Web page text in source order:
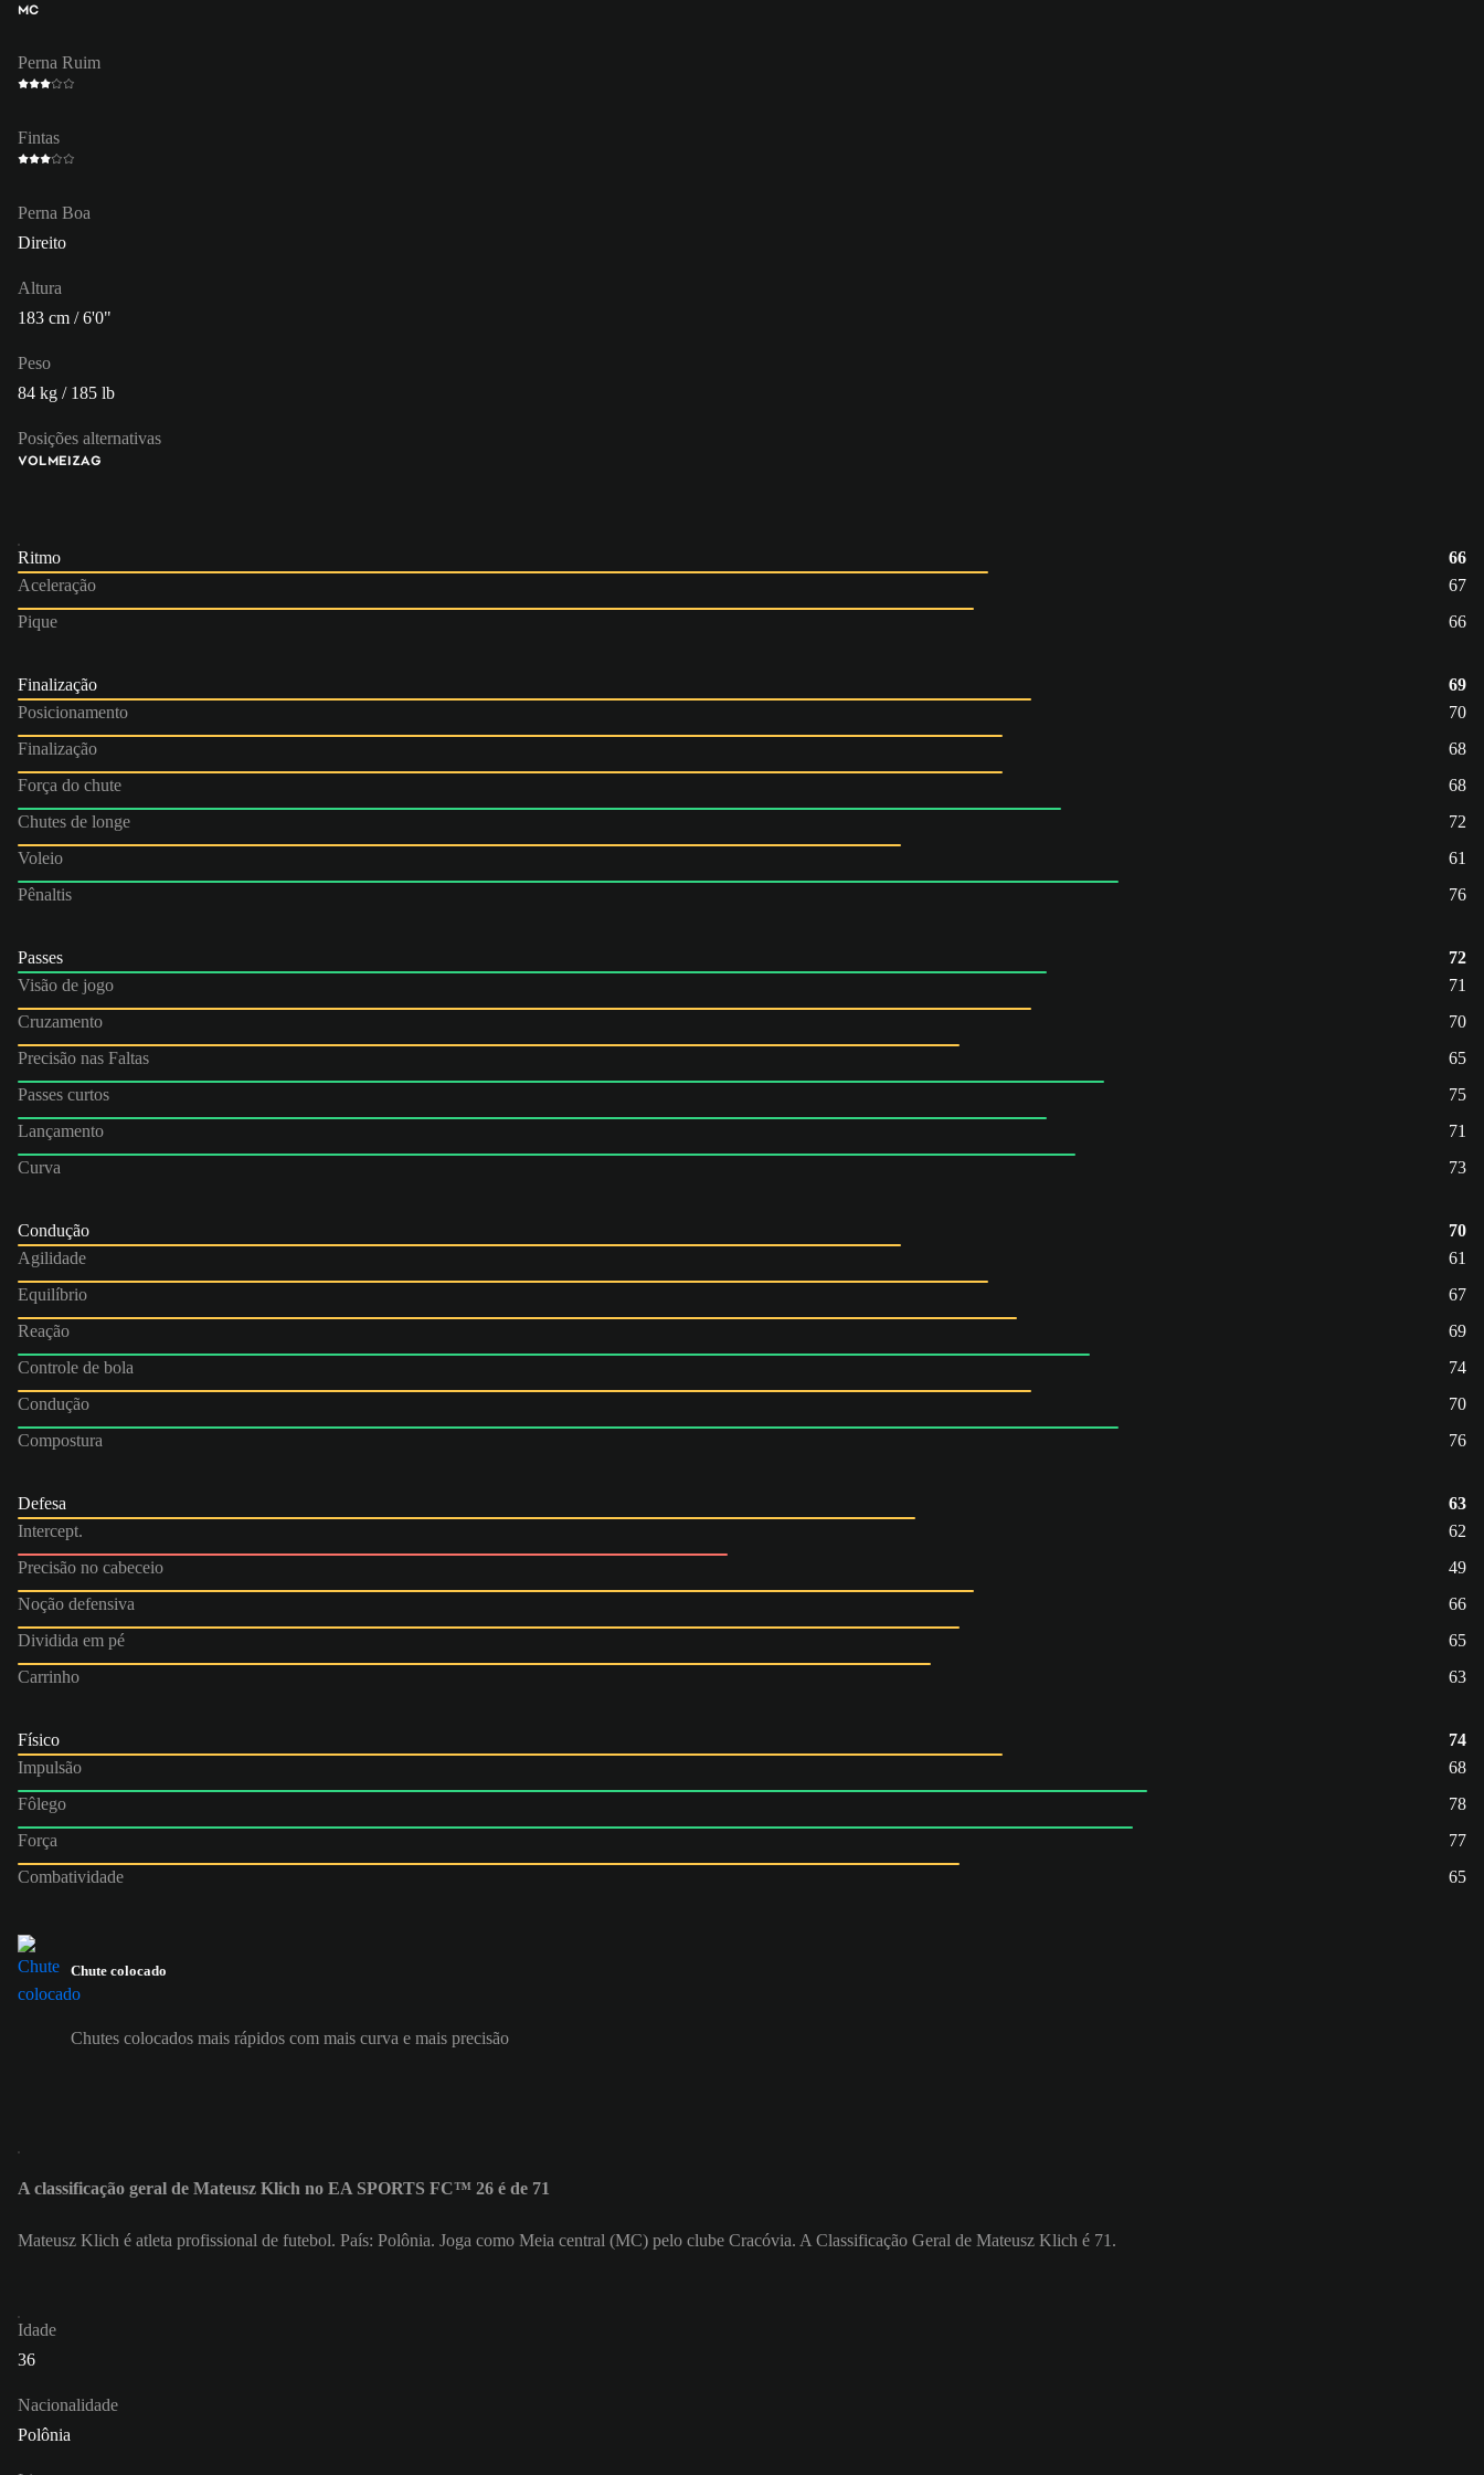
MC
Perna Ruim
Fintas
Perna Boa
Direito
Altura
183 cm / 6'0"
Peso
84 kg / 185 lb
Posições alternativas
VOLMEIZAG
Ritmo
66
Aceleração
67
Pique
66
Finalização
69
Posicionamento
70
Finalização
68
Força do chute
68
Chutes de longe
72
Voleio
61
Pênaltis
76
Passes
72
Visão de jogo
71
Cruzamento
70
Precisão nas Faltas
65
Passes curtos
75
Lançamento
71
Curva
73
Condução
70
Agilidade
61
Equilíbrio
67
Reação
69
Controle de bola
74
Condução
70
Compostura
76
Defesa
63
Intercept.
62
Precisão no cabeceio
49
Noção defensiva
66
Dividida em pé
65
Carrinho
63
Físico
74
Impulsão
68
Fôlego
78
Força
77
Combatividade
65
Chute colocado
Chutes colocados mais rápidos com mais curva e mais precisão
A classificação geral de Mateusz Klich no EA SPORTS FC™ 26 é de 71
Mateusz Klich é atleta profissional de futebol. País: Polônia. Joga como Meia central (MC) pelo clube Cracóvia. A Classificação Geral de Mateusz Klich é 71.
Idade
36
Nacionalidade
Polônia